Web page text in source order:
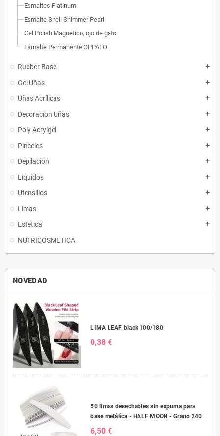
Esmaltes Platinum
Esmalte Shell Shimmer Pearl
Gel Polish Magnético, ojo de gato
Esmalte Permanente OPPALO
Rubber Base add
Gel Uñas add
Uñas Acrílicas add
Decoracion Uñas add
Poly Acrylgel add
Pinceles add
Depilacion add
Liquidos add
Utensilios add
Limas add
Estetica add
NUTRICOSMETICA
NOVEDAD
LIMA LEAF black 100/180
0,38 €
50 limas desechables sin espuma para
base metálica - HALF MOON - Grano 240
6,50 €